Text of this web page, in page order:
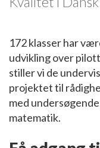
172 klasser har
udvikling over
stiller vi de
projektet til
med
matematik.